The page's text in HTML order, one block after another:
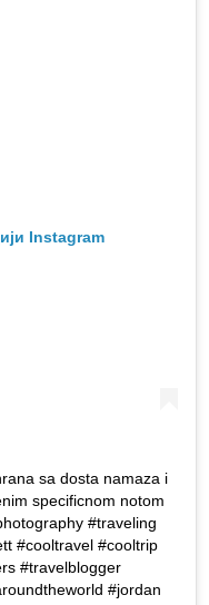
Instagram
sa dosta namaza i
specificnom notom
#traveling
#cooltravel #cooltrip
#travelblogger
#jordan